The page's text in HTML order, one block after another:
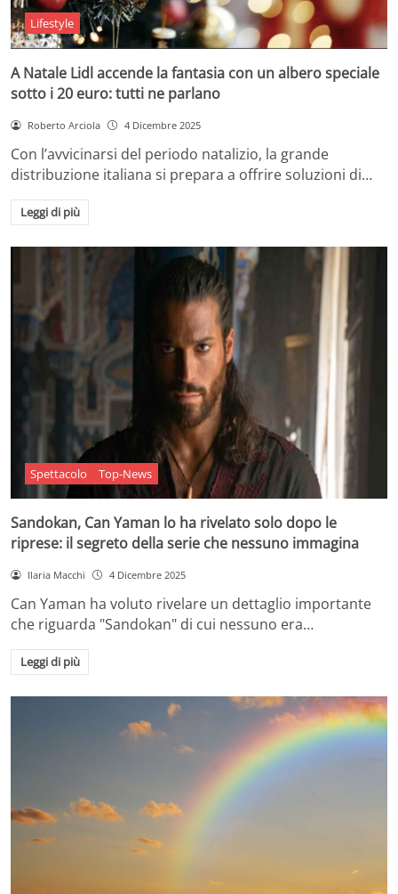
Lifestyle
A Natale Lidl accende la fantasia con un albero speciale
sotto i 20 euro: tutti ne parlano
Roberto Arciola 4 Dicembre 2025
Con l’avvicinarsi del periodo natalizio, la grande
distribuzione italiana si prepara a offrire soluzioni di…
Leggi di più
Spettacolo Top-News
Sandokan, Can Yaman lo ha rivelato solo dopo le
riprese: il segreto della serie che nessuno immagina
Ilaria Macchi 4 Dicembre 2025
Can Yaman ha voluto rivelare un dettaglio importante
che riguarda "Sandokan" di cui nessuno era…
Leggi di più